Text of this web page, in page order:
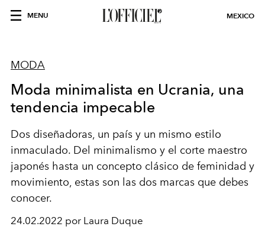
MENU MEXICO
MODA
Moda minimalista en Ucrania, una
tendencia impecable
Dos diseñadoras, un país y un mismo estilo
inmaculado. Del minimalismo y el corte maestro
japonés hasta un concepto clásico de feminidad y
movimiento, estas son las dos marcas que debes
conocer.
24.02.2022 por Laura Duque